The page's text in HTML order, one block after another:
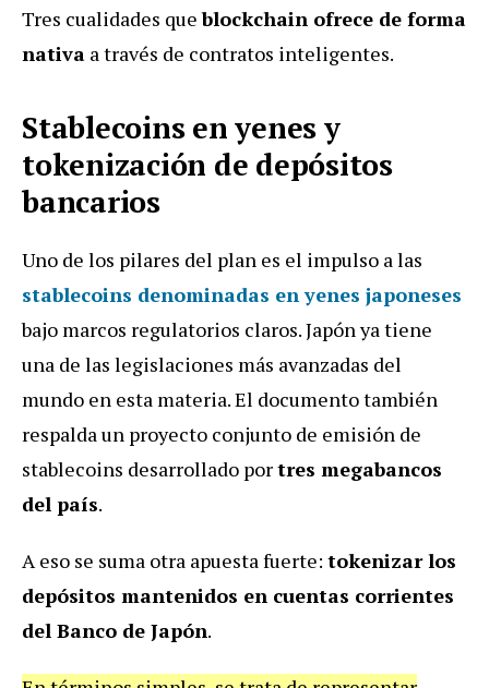
Tres cualidades queblockchain ofrece de forma
nativa a través de contratos inteligentes.
Stablecoins en yenes y
tokenización de depósitos
bancarios
Uno de los pilares del plan es el impulso a las
stablecoins denominadas en yenes japoneses
bajo marcos regulatorios claros. Japón ya tiene
una de las legislaciones más avanzadas del
mundo en esta materia. El documento también
respalda un proyecto conjunto de emisión de
stablecoins desarrollado portres megabancos
del país.
A eso se suma otra apuesta fuerte: tokenizar los
depósitos mantenidos en cuentas corrientes
del Banco de Japón.